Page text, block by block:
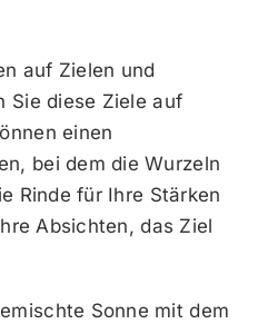
auf Zielen und
Sie diese Ziele auf
einen
bei dem die Wurzeln
Rinde für Ihre Stärken
Absichten, das Ziel
Sonne mit dem